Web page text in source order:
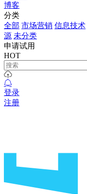
博客
分类
全部 市场营销 信息技术
源 未分类
申请试用
HOT
登录
注册